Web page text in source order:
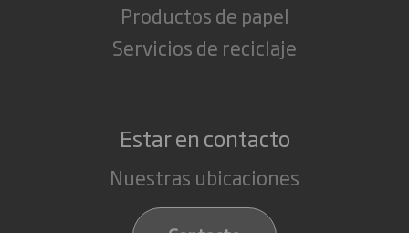
Productos de papel
Servicios de reciclaje
Estar en contacto
Nuestras ubicaciones